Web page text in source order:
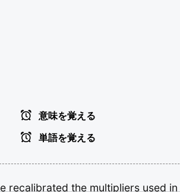
意味を覚える
単語を覚える
recalibrated the multipliers used in